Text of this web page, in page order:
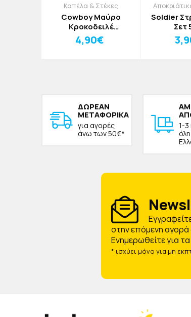
Καπέλα & Στέκες
Cowboy Μαύρο
Κροκοδειλέ
Αποκριάτικο Καπέλο
4,90€
Soldier
Σετ
ΔΩΡΕAΝ
ΜΕΤΑΦΟΡΙΚΑ
για αγορές
άνω των 50€*
1-3
στην επόμενη αγορά
Ενημερωθείτε για
* ισχύει μόνο για μη